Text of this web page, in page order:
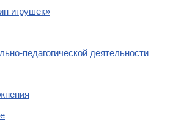
игрушек»
педагогической деятельности